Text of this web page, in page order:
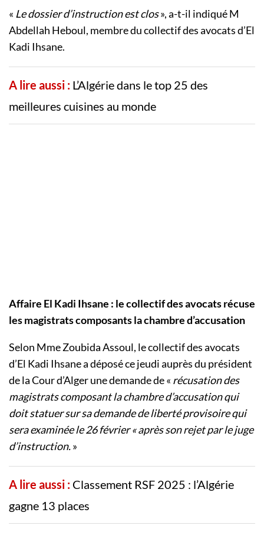
« Le dossier d’instruction est clos», a-t-il indiqué M
Abdellah Heboul, membre du collectif des avocats d’El
Kadi Ihsane.
A lire aussi : L’Algérie dans le top 25 des
meilleures cuisines au monde
Affaire El Kadi Ihsane : le collectif des avocats récuse
les magistrats composants la chambre d’accusation
Selon Mme Zoubida Assoul, le collectif des avocats
d’El Kadi Ihsane a déposé ce jeudi auprès du président
de la Cour d’Alger une demande de « récusation des
magistrats composant la chambre d’accusation qui
doit statuer sur sa demande de liberté provisoire qui
sera examinée le 26 février « après son rejet par le juge
d’instruction.»
A lire aussi : Classement RSF 2025 : l’Algérie
gagne 13 places